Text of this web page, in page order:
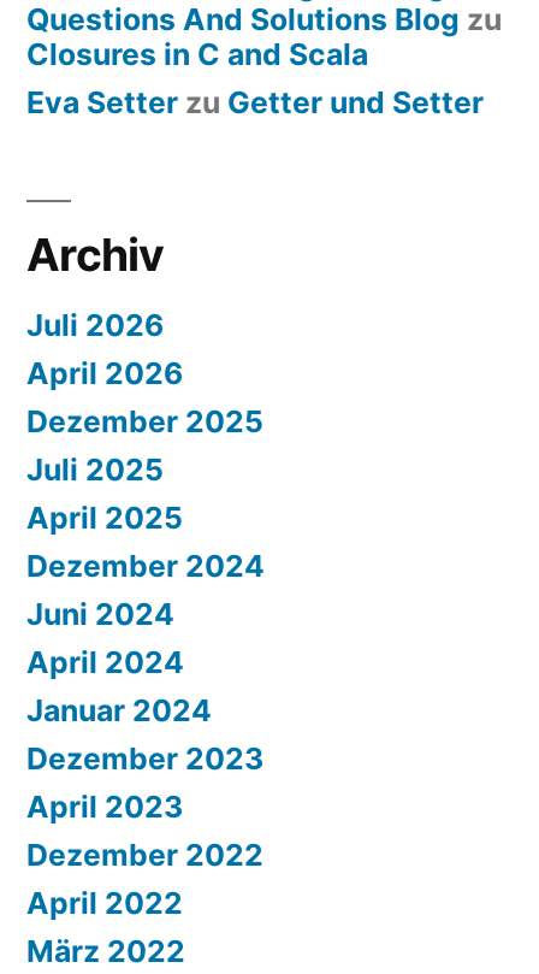
Questions And Solutions Blog zu
Closures in C and Scala
Eva Setter zu Getter und Setter
Archiv
Juli 2026
April 2026
Dezember 2025
Juli 2025
April 2025
Dezember 2024
Juni 2024
April 2024
Januar 2024
Dezember 2023
April 2023
Dezember 2022
April 2022
März 2022